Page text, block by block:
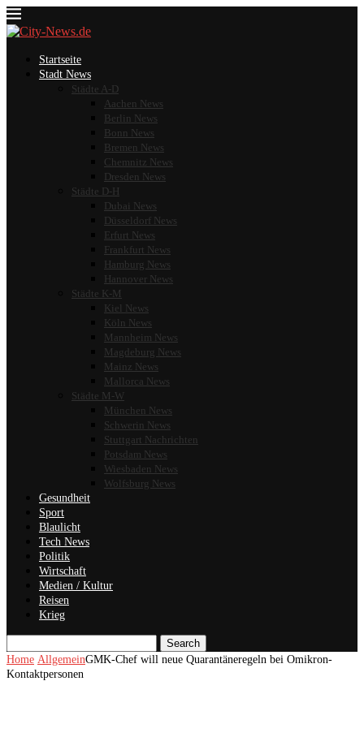
Startseite
Stadt News
Städte A-D
Aachen News
Berlin News
Bonn News
Bremen News
Chemnitz News
Dresden News
Städte D-H
Dubai News
Düsseldorf News
Erfurt News
Frankfurt News
Hamburg News
Hannover News
Städte K-M
Kiel News
Köln News
Mannheim News
Magdeburg News
Mainz News
Mallorca News
Städte M-W
München News
Schwerin News
Stuttgart Nachrichten
Potsdam News
Wiesbaden News
Wolfsburg News
Gesundheit
Sport
Blaulicht
Tech News
Politik
Wirtschaft
Medien / Kultur
Reisen
Krieg
Search
Home AllgemeinGMK-Chef will neue Quarantäneregeln bei Omikron-
Kontaktpersonen